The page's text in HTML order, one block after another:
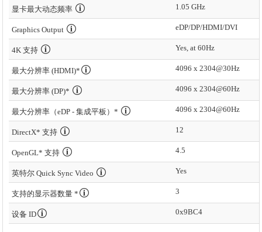
显卡最大动态频率 1.05 GHz
Graphics Output eDP/DP/HDMI/DVI
4K 支持 Yes, at 60Hz
最大分辨率 (HDMI)* 4096 x 2304@30Hz
最大分辨率 (DP)* 4096 x 2304@60Hz
最大分辨率（eDP - 集成平板）* 4096 x 2304@60Hz
DirectX* 支持 12
OpenGL* 支持 4.5
英特尔 Quick Sync Video Yes
支持的显示器数量 * 3
设备 ID 0x9BC4